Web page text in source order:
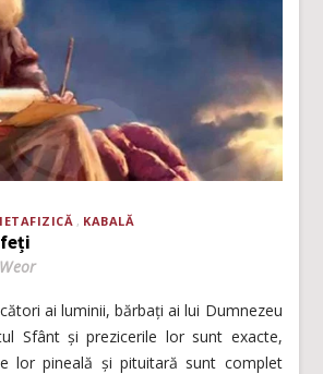
KABALĂ
ai luminii, bărbaţi ai lui Dumnezeu
Sfânt şi prezicerile lor sunt exacte,
lor pineală şi pituitară sunt complet